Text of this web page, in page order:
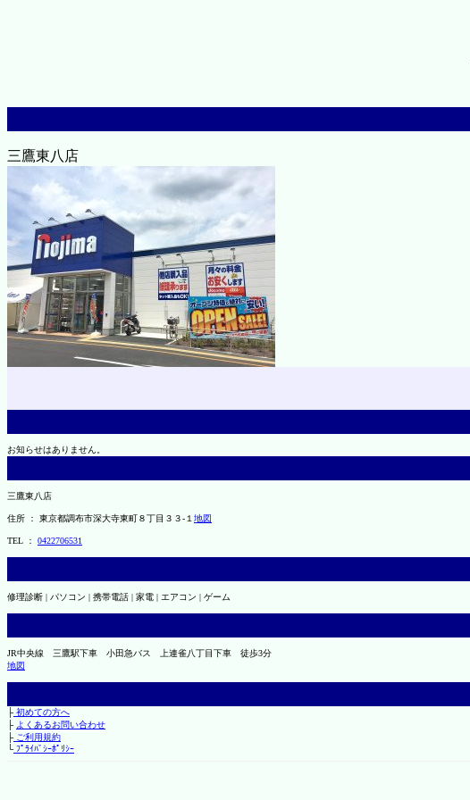
三鷹東八店
お知らせはありません。
三鷹東八店
住所 ： 東京都調布市深大寺東町８丁目３３-１ 地図
TEL ： 0422706531
修理診断 | パソコン | 携帯電話 | 家電 | エアコン | ゲーム
JR中央線 三鷹駅下車 小田急バス 上連雀八丁目下車 徒歩3分
地図
├初めての方へ
├ よくあるお問い合わせ
├ご利用規約
└ﾌﾟﾗｲﾊﾞｼｰﾎﾟﾘｼｰ